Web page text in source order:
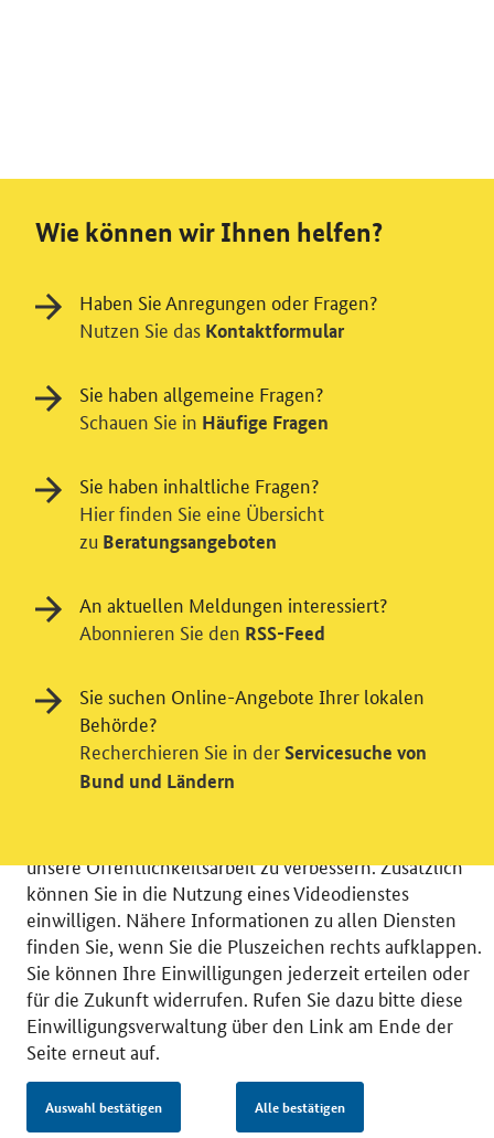
© 2026 Bundesministerium für Wirtschaft und Energie
RSS
Benutzerhinweise
Inhaltsverzeichnis
Impressum
Barrierefreiheit
Datenschutz
Einwilligungsverwaltung
Einwilligung in Tracking und / oder
Videodienst
Wir bitten Sie an dieser Stelle um Ihre Einwilligung für
verschiedene Zusatzdienste unserer Webseite: Wir
unsere Öffentlichkeitsarbeit zu verbessern. Zusätzlich
können Sie in die Nutzung eines Videodienstes
einwilligen. Nähere Informationen zu allen Diensten
finden Sie, wenn Sie die Pluszeichen rechts aufklappen.
Sie können Ihre Einwilligungen jederzeit erteilen oder
für die Zukunft widerrufen. Rufen Sie dazu bitte diese
Einwilligungsverwaltung über den Link am Ende der
Seite erneut auf.
Auswahl bestätigen Alle bestätigen
Wie können wir Ihnen helfen?
Haben Sie Anregungen oder Fragen?
Nutzen Sie das Kontaktformular
Sie haben allgemeine Fragen?
Schauen Sie in Häufige Fragen
Sie haben inhaltliche Fragen?
Hier finden Sie eine Übersicht
zu Beratungsangeboten
An aktuellen Meldungen interessiert?
Abonnieren Sie den RSS-Feed
Sie suchen Online-Angebote Ihrer lokalen
Behörde?
Recherchieren Sie in der Servicesuche von
Bund und Ländern